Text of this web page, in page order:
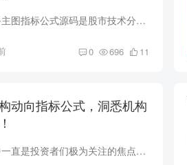
通达信SAR操盘手主图指标公式源码是股市技术分析中的重要组成部分，为投资者提供了强大的市场信号和操盘建议。在这篇文章中，我们将深入解析该指标的源码，剖析其计算逻辑和实际应用。同时，我...
0 696 11
动向指标公式，洞悉机构
机构动向在股市中一直是投资者们极为关注的焦点之一，而同花顺机构动向指标公式的出现为投资者提供了一种全新的机会，可以更深入地了解机构资金的操作规律。本文将详细解析同花顺机构动向指标公...